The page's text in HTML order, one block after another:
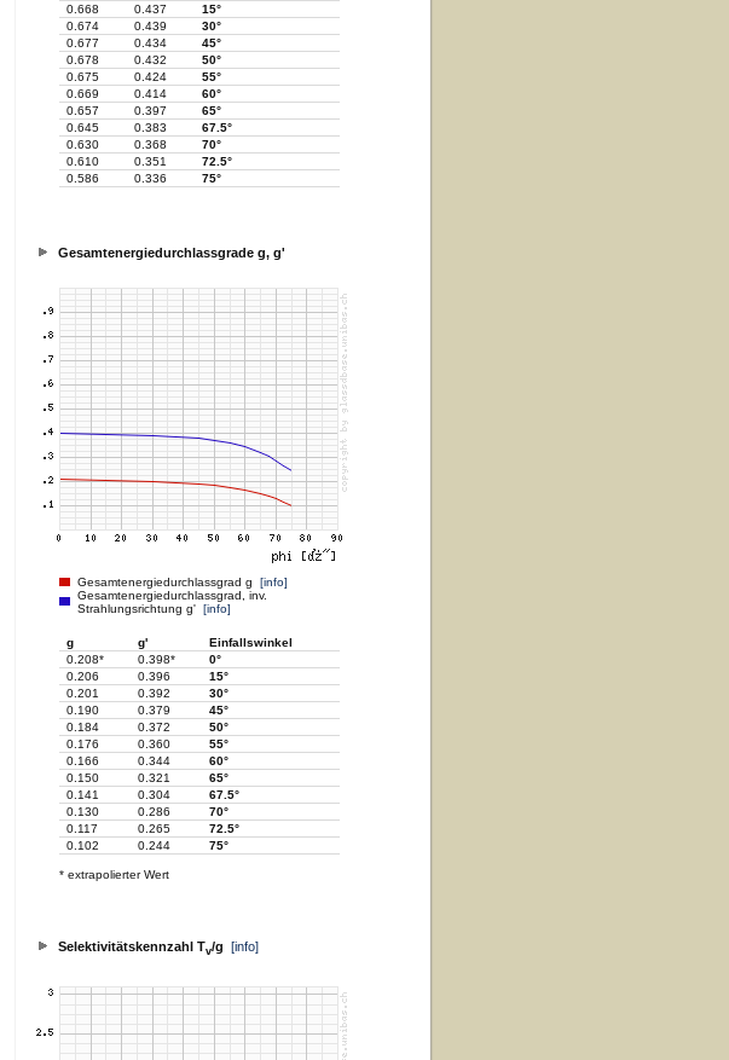
0.668
0.437
15°
0.674
0.439
30°
0.677
0.434
45°
0.678
0.432
50°
0.675
0.424
55°
0.669
0.414
60°
0.657
0.397
65°
0.645
0.383
67.5°
0.630
0.368
70°
0.610
0.351
72.5°
0.586
0.336 75°
Gesamtenergiedurchlassgrade g, g'
Gesamtenergiedurchlassgrad g [info]
Gesamtenergiedurchlassgrad, inv.
Strahlungsrichtung g' [info]
g g'
Einfallswinkel
0.208*
0.398*
0°
0.206
0.396
15°
0.201
0.392
30°
0.190
0.379
45°
0.184
0.372
50°
0.176
0.360
55°
0.166
0.344
60°
0.150
0.321
65°
0.141
0.304
67.5°
0.130
0.286
70°
0.117
0.265
72.5°
0.102
0.244 75°
* extrapolierter Wert
Selektivitätskennzahl Tv/g [info]